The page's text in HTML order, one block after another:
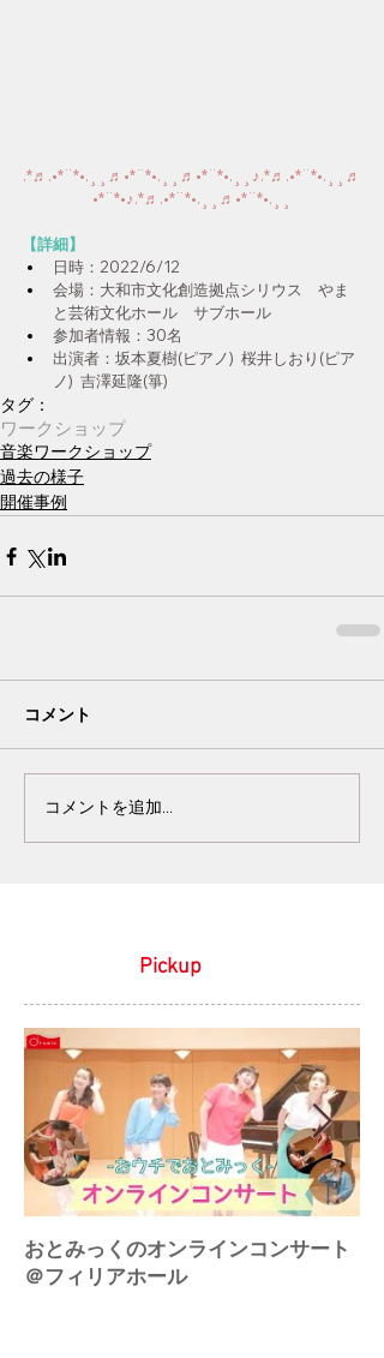
.*♬︎.•*¨*•.¸¸♬•*¨*•.¸¸♬•*¨*•.¸¸♪.*♬︎.•*¨*•.¸¸♬
•*¨*•♪.*♬︎.•*¨*•.¸¸♬•*¨*•.¸¸
【詳細】
日時：2022/6/12
会場：大和市文化創造拠点シリウス　やま
と芸術文化ホール　サブホール
参加者情報：30名
出演者：坂本夏樹(ピアノ)  桜井しおり(ピア
ノ)  吉澤延隆(箏)
タグ：
ワークショップ
音楽ワークショップ
過去の様子
開催事例
コメント
コメントを追加…
Pickup
おとみっくのオンラインコンサート
＠フィリアホール